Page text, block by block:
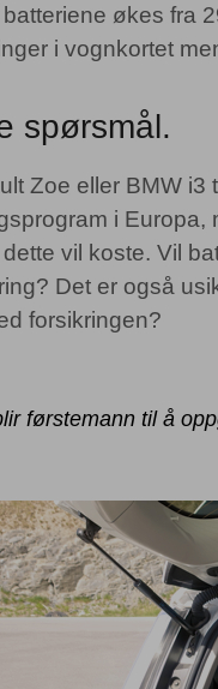
økes fra
i vognkortet
spørsmål.
Zoe eller BMW
i
vil koste. Vil
Det er også
forsikringen?
førstemann til å